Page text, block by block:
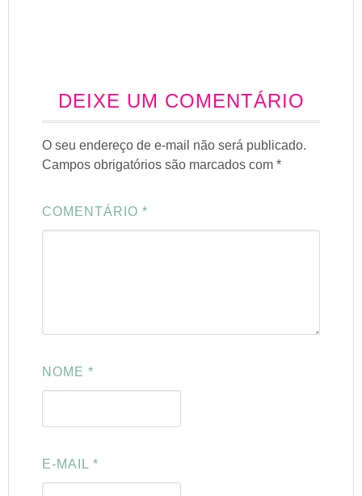
DEIXE UM COMENTÁRIO
O seu endereço de e-mail não será publicado.
Campos obrigatórios são marcados com*
COMENTÁRIO*
NOME*
E-MAIL*